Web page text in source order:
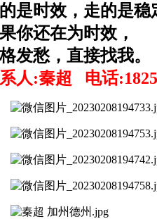
是时效，走的是稳
你还在为时效，
发愁，直接找我。
人:秦超 电话